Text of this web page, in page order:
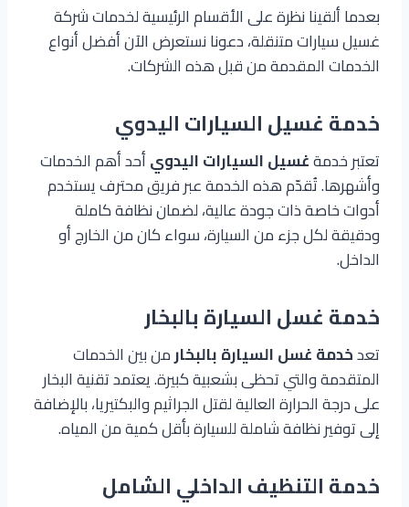
بعدما ألقينا نظرة على الأقسام الرئيسية لخدمات شركة
غسيل سيارات متنقلة، دعونا نستعرض الآن أفضل أنواع
الخدمات المقدمة من قبل هذه الشركات.
خدمة غسيل السياراتاليدوي
تعتبر خدمةغسيل السيارات اليدويأحد أهم الخدمات
وأشهرها. تُقدّم هذه الخدمة عبر فريق محترف يستخدم
أدوات خاصة ذات جودة عالية، لضمان نظافة كاملة
ودقيقة لكل جزء من السيارة، سواء كان من الخارج أو
الداخل.
خدمة غسل السيارة بالبخار
تعدخدمة غسل السيارة بالبخارمن بين الخدمات
المتقدمة والتي تحظى بشعبية كبيرة. يعتمد تقنية البخار
على درجة الحرارة العالية لقتل الجراثيم والبكتيريا، بالإضافة
إلى توفير نظافة شاملة للسيارة بأقل كمية من المياه.
خدمة التنظيف الداخلي الشامل